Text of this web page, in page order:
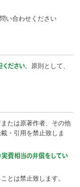
い合わせください
ださい。原則として、
たは原著作者、その他
・引用を禁止致しま
実費相当の弁償をしてい
とは禁止致します。